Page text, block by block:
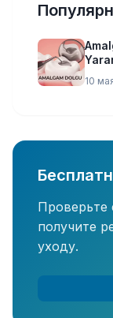
10
Проверьте
получите
уходу.